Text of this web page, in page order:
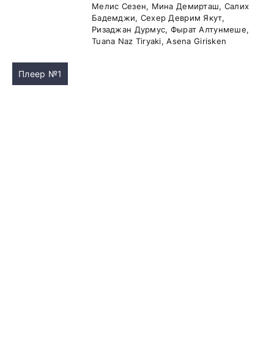
Мелис Сезен, Мина Демирташ, Салих
Бадемджи, Сехер Деврим Якут,
Ризаджан Дурмус, Фырат Алтунмеше,
Tuana Naz Tiryaki, Asena Girisken
Плеер №1